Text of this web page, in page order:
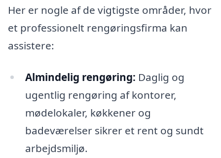
Her er nogle af de vigtigste områder, hvor
et professionelt rengøringsfirma kan
assistere:
Almindelig rengøring: Daglig og
ugentlig rengøring af kontorer,
mødelokaler, køkkener og
badeværelser sikrer et rent og sundt
arbejdsmiljø.